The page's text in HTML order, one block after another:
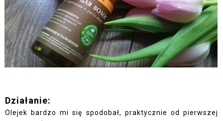
Działanie:
Olejek bardzo mi się spodobał, praktycznie od pierwszej